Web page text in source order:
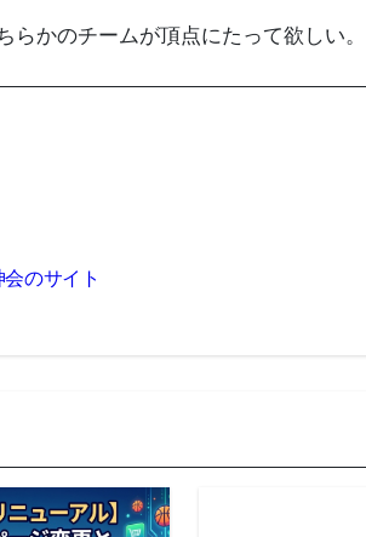
らかのチームが頂点にたって欲しい。
のサイト